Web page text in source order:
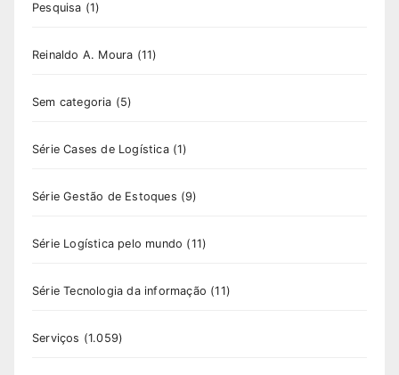
Pesquisa (1)
Reinaldo A. Moura (11)
Sem categoria (5)
Série Cases de Logística(1)
Série Gestão de Estoques (9)
Série Logística pelo mundo (11)
Série Tecnologia da informação (11)
Serviços (1.059)